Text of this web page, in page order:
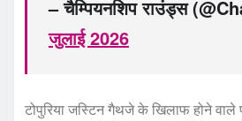
– चैम्पियनशिप राउंड्स
जुलाई 2026
टोपुरिया जस्टिन गैथजे के खिलाफ होने